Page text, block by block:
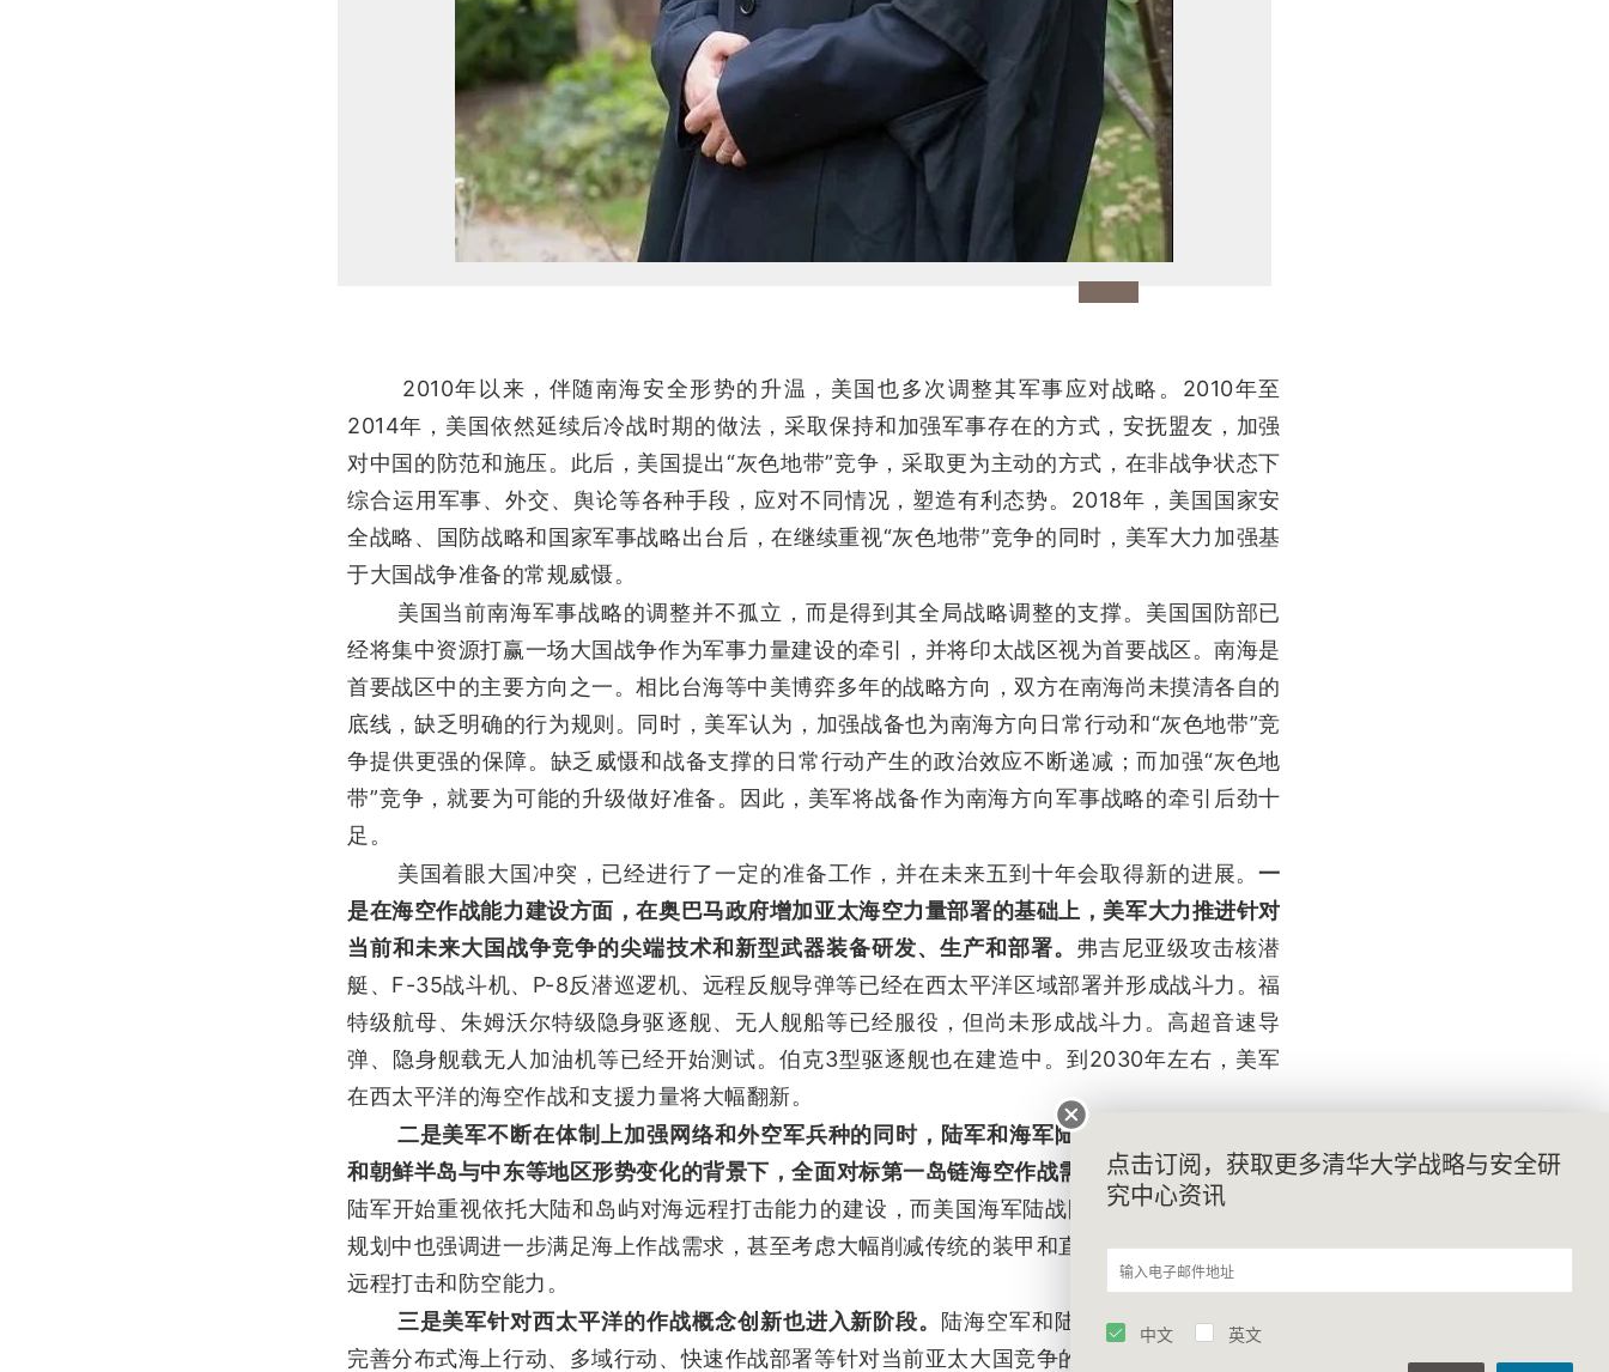
2010年以来，伴随南海安全形势的升温，美国也多次调整其军事应对战略。2010年至
2014年，美国依然延续后冷战时期的做法，采取保持和加强军事存在的方式，安抚盟友，加强
对中国的防范和施压。此后，美国提出“灰色地带”竞争，采取更为主动的方式，在非战争状态下
综合运用军事、外交、舆论等各种手段，应对不同情况，塑造有利态势。2018年，美国国家安
全战略、国防战略和国家军事战略出台后，在继续重视“灰色地带”竞争的同时，美军大力加强基
于大国战争准备的常规威慑。
美国当前南海军事战略的调整并不孤立，而是得到其全局战略调整的支撑。美国国防部已
经将集中资源打赢一场大国战争作为军事力量建设的牵引，并将印太战区视为首要战区。南海是
首要战区中的主要方向之一。相比台海等中美博弈多年的战略方向，双方在南海尚未摸清各自的
底线，缺乏明确的行为规则。同时，美军认为，加强战备也为南海方向日常行动和“灰色地带”竞
争提供更强的保障。缺乏威慑和战备支撑的日常行动产生的政治效应不断递减；而加强“灰色地
带”竞争，就要为可能的升级做好准备。因此，美军将战备作为南海方向军事战略的牵引后劲十
足。
美国着眼大国冲突，已经进行了一定的准备工作，并在未来五到十年会取得新的进展。一
是在海空作战能力建设方面，在奥巴马政府增加亚太海空力量部署的基础上，美军大力推进针对
当前和未来大国战争竞争的尖端技术和新型武器装备研发、生产和部署。 弗吉尼亚级攻击核潜
艇、F-35战斗机、P-8反潜巡逻机、远程反舰导弹等已经在西太平洋区域部署并形成战斗力。福
特级航母、朱姆沃尔特级隐身驱逐舰、无人舰船等已经服役，但尚未形成战斗力。高超音速导
弹、隐身舰载无人加油机等已经开始测试。伯克3型驱逐舰也在建造中。到2030年左右，美军
在西太平洋的海空作战和支援力量将大幅翻新。
二是美军不断在体制上加强网络和外空军兵种的同时，陆军和海军陆战队在国防战略调整
和朝鲜半岛与中东等地区形势变化的背景下，全面对标第一岛链海空作战需求，加快转型。美国
陆军开始重视依托大陆和岛屿对海远程打击能力的建设，而美国海军陆战队在2030年部队建设
规划中也强调进一步满足海上作战需求，甚至考虑大幅削减传统的装甲和直升机兵种，加强对海
远程打击和防空能力。
三是美军针对西太平洋的作战概念创新也进入新阶段。 陆海空军和陆战队四大军种都不断
完善分布式海上行动、多域行动、快速作战部署等针对当前亚太大国竞争的作战概念，不仅融合
点击订阅，获取更多清华大学战略与安全研
究中心资讯
中文 英文